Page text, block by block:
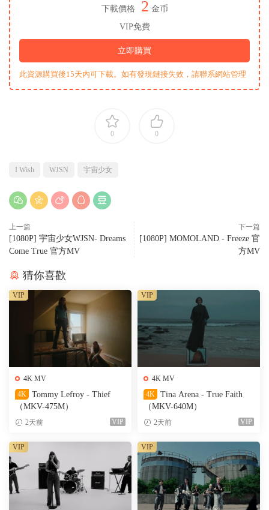
下載價格 2 金币
VIP免費
立即購買
此資源購買後15天内可下載。如有發現鏈接失效，請聯系網站管理
0 0
I Wish WJSN 宇宙少女
上一篇
[1080P] 宇宙少女WJSN- Dreams
Come True 官方MV
下一篇
[1080P] MOMOLAND - Freeze 官
方MV
猜你喜歡
4K MV
4K
Tommy Lefroy - Thief
（MKV-475M）
2天前 VIP
VIP
4K MV
4K
Tina Arena - True Faith
（MKV-640M）
2天前 VIP
VIP
VIP VIP